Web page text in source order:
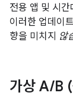
전용 앱 및 시
이러한 업데이
향을 미치지 않
가상 A/B